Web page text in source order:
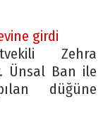
girdi
Zehra
Ünsal Ban ile
düğüne